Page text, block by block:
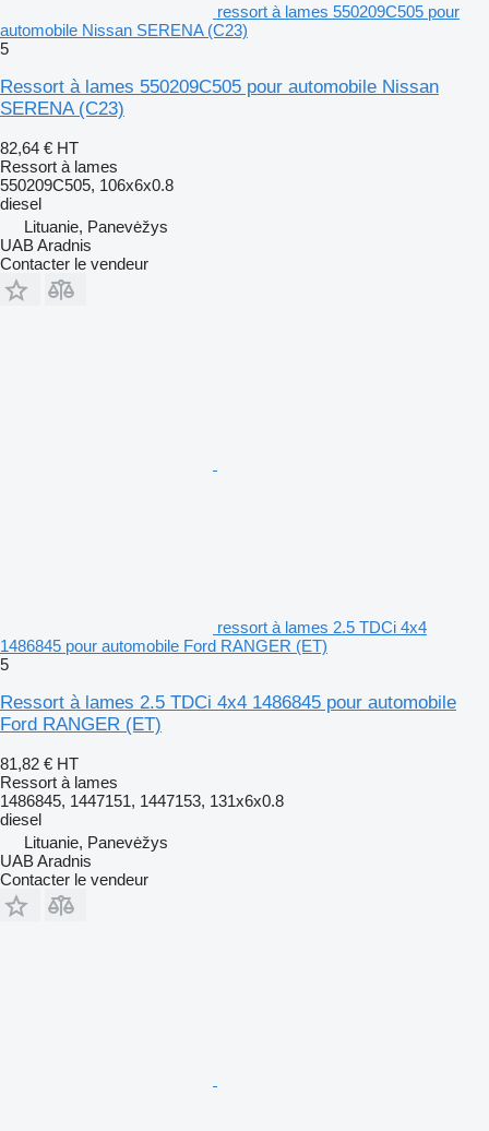
ressort à lames 550209C505 pour
automobile Nissan SERENA (C23)
5
Ressort à lames 550209C505 pour automobile Nissan
SERENA (C23)
82,64 € HT
Ressort à lames
550209C505, 106x6x0.8
diesel
Lituanie, Panevėžys
UAB Aradnis
Contacter le vendeur
ressort à lames 2.5 TDCi 4x4
1486845 pour automobile Ford RANGER (ET)
5
Ressort à lames 2.5 TDCi 4x4 1486845 pour automobile
Ford RANGER (ET)
81,82 € HT
Ressort à lames
1486845, 1447151, 1447153, 131x6x0.8
diesel
Lituanie, Panevėžys
UAB Aradnis
Contacter le vendeur